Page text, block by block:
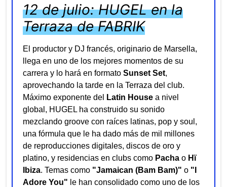
12 de julio: HUGEL en la
Terraza de FABRIK
El productor y DJ francés, originario de Marsella,
llega en uno de los mejores momentos de su
carrera y lo hará en formato Sunset Set,
aprovechando la tarde en la Terraza del club.
Máximo exponente del
Latin House a nivel
global, HUGEL ha construido su sonido
mezclando groove con raíces latinas, pop y soul,
una fórmula que le ha dado más de mil millones
de reproducciones digitales, discos de oro y
platino, y residencias en clubs como Pacha o Hï
Ibiza. Temas como "Jamaican (Bam Bam)" o "I
Adore You" le han consolidado como uno de los